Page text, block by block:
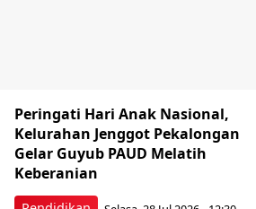
Peringati Hari Anak Nasional,
Kelurahan Jenggot Pekalongan
Gelar Guyub PAUD Melatih
Keberanian